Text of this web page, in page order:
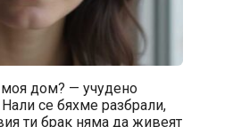
дом? — учудено
се бяхме разбрали,
ти брак няма да живеят